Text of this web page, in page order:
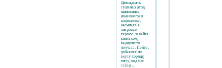
Двенадцать
сушеных ягод
шиповника
измельчите в
кофемолке,
засыпьте в
литровый
термос, залейте
кипятком,
выдержите
полчаса. Пейте,
добавляя по
вкусу корицу,
мяту, мед или
сахар....